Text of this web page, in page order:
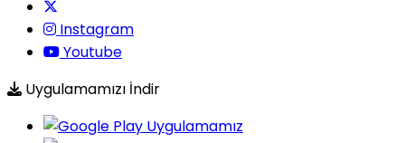
Instagram
Youtube
Uygulamamızı İndir